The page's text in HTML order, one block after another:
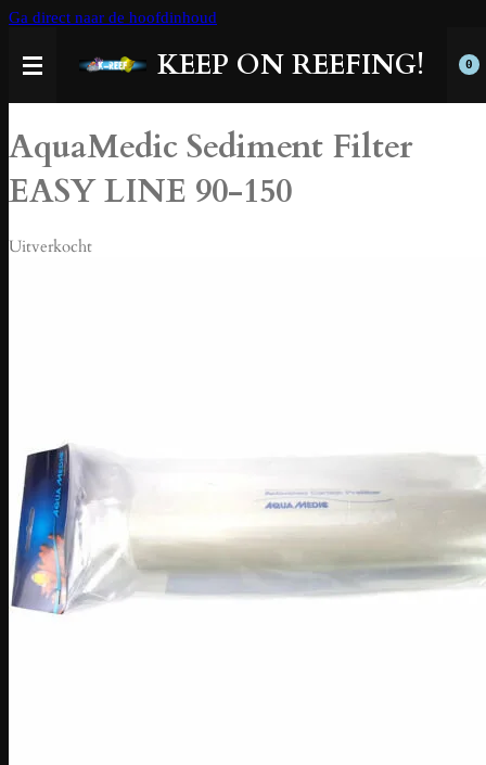
Ga direct naar de hoofdinhoud
KEEP ON REEFING! 0
AquaMedic Sediment Filter
EASY LINE 90-150
Uitverkocht